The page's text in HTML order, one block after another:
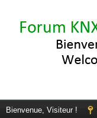
Bienvenue, Visiteur !